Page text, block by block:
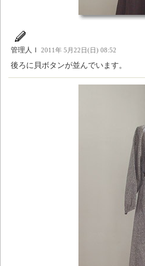
管理人Ｉ 2011年 5月22日(日) 08:52
後ろに貝ボタンが並んでいます。